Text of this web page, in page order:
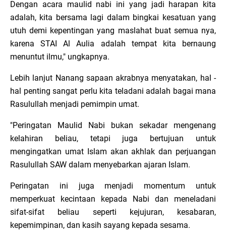
Dengan acara maulid nabi ini yang jadi harapan kita
adalah, kita bersama lagi dalam bingkai kesatuan yang
utuh demi kepentingan yang maslahat buat semua nya,
karena STAI Al Aulia adalah tempat kita bernaung
menuntut ilmu," ungkapnya.
Lebih lanjut Nanang sapaan akrabnya menyatakan, hal -
hal penting sangat perlu kita teladani adalah bagai mana
Rasulullah menjadi pemimpin umat.
"Peringatan Maulid Nabi bukan sekadar mengenang
kelahiran beliau, tetapi juga bertujuan untuk
mengingatkan umat Islam akan akhlak dan perjuangan
Rasulullah SAW dalam menyebarkan ajaran Islam.
Peringatan ini juga menjadi momentum untuk
memperkuat kecintaan kepada Nabi dan meneladani
sifat-sifat beliau seperti kejujuran, kesabaran,
kepemimpinan, dan kasih sayang kepada sesama.